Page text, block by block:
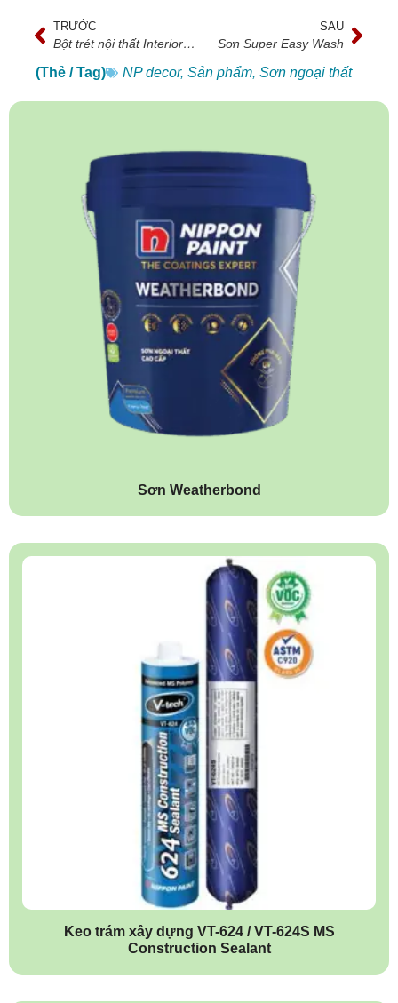
TRƯỚC
Bột trét nội thất Interior Skimcoat
SAU
Sơn Super Easy Wash
(Thẻ / Tag) NP decor, Sản phẩm, Sơn ngoại thất
Sơn Weatherbond
Keo trám xây dựng VT-624 / VT-624S MS
Construction Sealant